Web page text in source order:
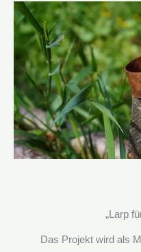
„Larp
Das Projekt wird als